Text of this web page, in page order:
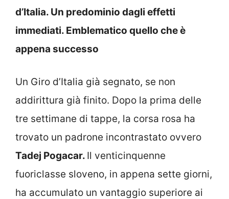
d’Italia. Un predominio dagli effetti
immediati. Emblematico quello che è
appena successo
Un Giro d’Italia già segnato, se non
addirittura già finito. Dopo la prima delle
tre settimane di tappe, la corsa rosa ha
trovato un padrone incontrastato ovvero
Tadej Pogacar. Il venticinquenne
fuoriclasse sloveno, in appena sette giorni,
ha accumulato un vantaggio superiore ai